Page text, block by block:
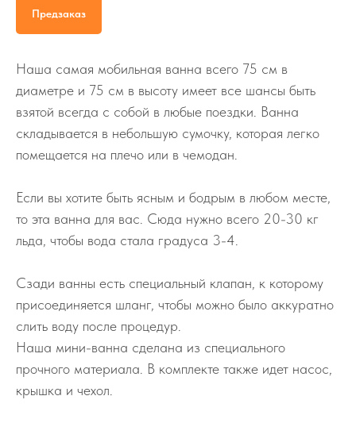
Предзаказ
Наша самая мобильная ванна всего 75 см в
диаметре и 75 см в высоту имеет все шансы быть
взятой всегда с собой в любые поездки. Ванна
складывается в небольшую сумочку, которая легко
помещается на плечо или в чемодан.
Если вы хотите быть ясным и бодрым в любом месте,
то эта ванна для вас. Сюда нужно всего 20-30 кг
льда, чтобы вода стала градуса 3-4.
Сзади ванны есть специальный клапан, к которому
присоединяется шланг, чтобы можно было аккуратно
слить воду после процедур.
Наша мини-ванна сделана из специального
прочного материала. В комплекте также идет насос,
крышка и чехол.